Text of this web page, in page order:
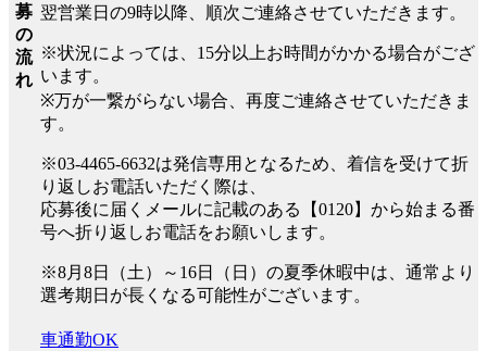
募
の
流
れ
翌営業日の9時以降、順次ご連絡させていただきます。
※状況によっては、15分以上お時間がかかる場合がござ
います。
※万が一繋がらない場合、再度ご連絡させていただきま
す。
※03-4465-6632は発信専用となるため、着信を受けて折
り返しお電話いただく際は、
応募後に届くメールに記載のある【0120】から始まる番
号へ折り返しお電話をお願いします。
※8月8日（土）～16日（日）の夏季休暇中は、通常より
選考期日が長くなる可能性がございます。
車通勤OK